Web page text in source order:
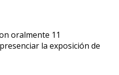
oralmente 11
la exposición de